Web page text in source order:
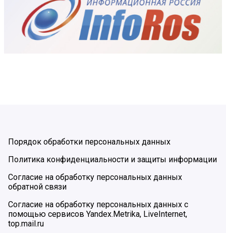
Порядок обработки персональных данных
Политика конфиденциальности и защиты информации
Согласие на обработку персональных данных
обратной связи
Согласие на обработку персональных данных с
помощью сервисов Yandex.Metrika, LiveInternet,
top.mail.ru